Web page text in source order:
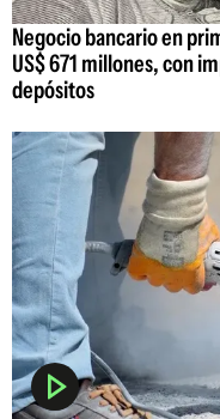
Negocio bancario en
US$ 671 millones, con
depósitos